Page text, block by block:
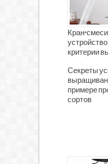
Кран-
критерии
Секреты
примере
сортов